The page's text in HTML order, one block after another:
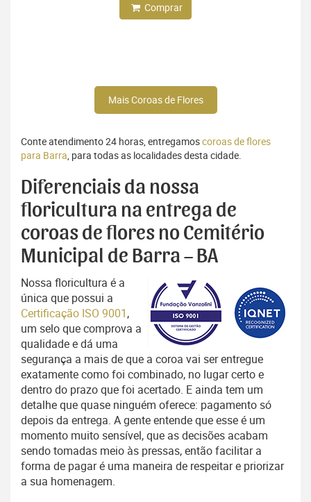
Comprar
Mais Coroas de Flores
Conte atendimento 24 horas, entregamoscoroas de flores
para Barra, para todas as localidades desta cidade.
Diferenciais da nossa
floricultura na entrega de
coroas de flores no Cemitério
Municipal de Barra – BA
Nossa floricultura é a
única que possui a
Certificação ISO 9001,
um selo que comprova a
qualidade e dá uma
segurança a mais de que a coroa vai ser entregue
exatamente como foi combinado, no lugar certo e
dentro do prazo que foi acertado. E ainda tem um
detalhe que quase ninguém oferece: pagamento só
depois da entrega. A gente entende que esse é um
momento muito sensível, que as decisões acabam
sendo tomadas meio às pressas, então facilitar a
forma de pagar é uma maneira de respeitar e priorizar
a sua homenagem.